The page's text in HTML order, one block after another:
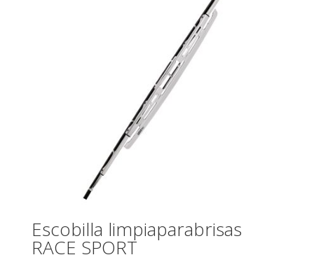
Escobilla limpiaparabrisas
RACE SPORT